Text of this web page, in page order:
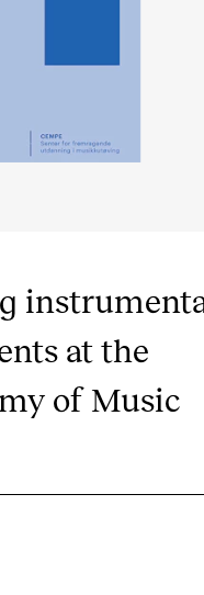
at the
of Music